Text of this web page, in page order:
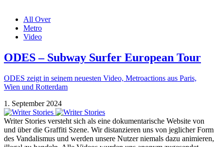
All Over
Metro
Video
ODES – Subway Surfer European Tour
ODES zeigt in seinem neuesten Video, Metroactions aus Paris,
Wien und Rotterdam
1. September 2024
Writer Stories versteht sich als eine dokumentarische Website von
und über die Graffiti Szene. Wir distanzieren uns von jeglicher Form
des Vandalismus und werden unsere Nutzer niemals dazu animieren,